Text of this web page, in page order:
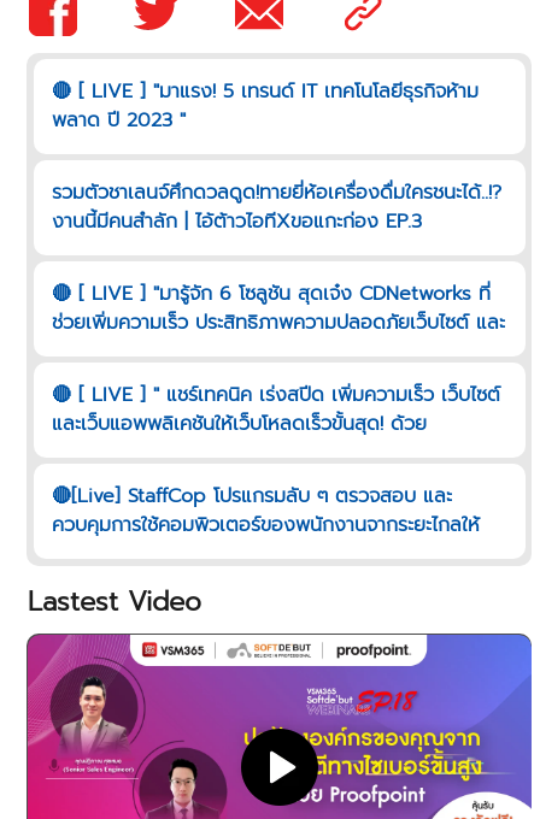
🔴 [ LIVE ] "มาแรง! 5 เทรนด์ IT เทคโนโลยีธุรกิจห้าม
พลาด ปี 2023 "
รวมตัวชาเลนจ์ศึกดวลดูด!ทายยี่ห้อเครื่องดื่มใครชนะได้..!?
งานนี้มีคนสำลัก | ไอ้ต้าวไอทีXขอแกะก่อง EP.3
🔴 [ LIVE ] "มารู้จัก 6 โซลูชัน สุดเจ๋ง CDNetworks ที่
ช่วยเพิ่มความเร็ว ประสิทธิภาพความปลอดภัยเว็บไซต์ และ
เว็บแอพพลิเคชันมีอะไรบ้าง"
🔴 [ LIVE ] " แชร์เทคนิค เร่งสปีด เพิ่มความเร็ว เว็บไซต์
และเว็บแอพพลิเคชันให้เว็บโหลดเร็วขั้นสุด! ด้วย
CDNETWORKS "
🔴[Live] StaffCop โปรแกรมลับ ๆ ตรวจสอบ และ
ควบคุมการใช้คอมพิวเตอร์ของพนักงานจากระยะไกลให้
ปลอดภัย
Lastest Video